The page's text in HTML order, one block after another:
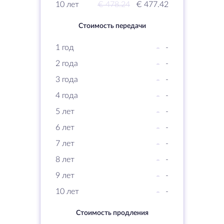
10 лет € 478.24 € 477.42
Стоимость передачи
1 год -
-
2 года
-
-
3 года
-
-
4 года
-
-
5 лет
-
-
6 лет
-
-
7 лет
-
-
8 лет
-
-
9 лет
-
-
10 лет
- -
Стоимость продления